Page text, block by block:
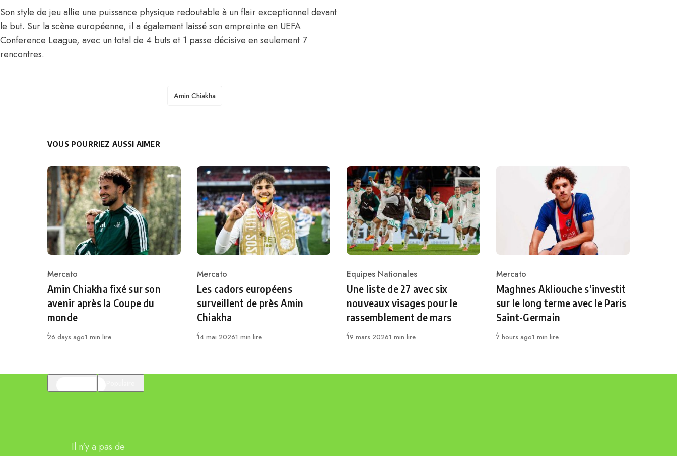
Son style de jeu allie une puissance physique redoutable à un flair exceptionnel devant
le but. Sur la scène européenne, il a également laissé son empreinte en UEFA
Conference League, avec un total de 4 buts et 1 passe décisive en seulement 7
rencontres.
TAGS
Amin Chiakha
VOUS POURRIEZ AUSSI AIMER
Category
Mercato
Amin Chiakha fixé sur son
avenir après la Coupe du
monde
Publié
26 days ago1 min lire
Category
Mercato
Les cadors européens
surveillent de près Amin
Chiakha
Publié
14 mai 20261 min lire
Category
Equipes Nationales
Une liste de 27 avec six
nouveaux visages pour le
rassemblement de mars
Publié
19 mars 20261 min lire
Category
Mercato
Maghnes Akliouche s’investit
sur le long terme avec le Paris
Saint-Germain
Publié
7 hours ago1 min lire
Il n'y a pas de